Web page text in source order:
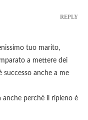
tuo marito,
a mettere dei
anche a me
perchè il ripieno è
REPLY